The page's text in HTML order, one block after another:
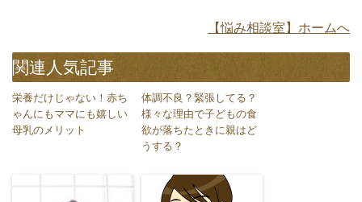
【悩み相談室】ホームへ
関連人気記事
栄養だけじゃない！赤ち
ゃんにもママにも嬉しい
母乳のメリット
体調不良？緊張してる？
様々な理由で子どもの食
欲が落ちたときに親はど
うする？